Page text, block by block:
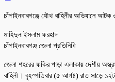
চাঁপাইনবাবগঞ্জে যৌথ বাহিনীর অভিযানে আটক
মাহিদুল ইসলাম ফরহাদ
চাঁপাইনবাবগঞ্জ জেলা প্রতিনিধি
জেলা শহরের ফকির পাড়া এলাকায় দেশীয়
বাহিনী। বৃহস্পতিবার (৫ আগষ্ট) রাত সাড়ে